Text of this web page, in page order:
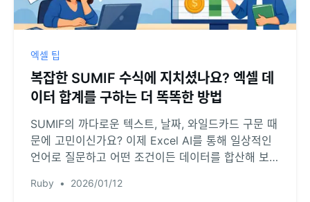
엑셀 팁
복잡한 SUMIF 수식에 지치셨나요? 엑셀 데
이터 합계를 구하는 더 똑똑한 방법
SUMIF의 까다로운 텍스트, 날짜, 와일드카드 구문 때
문에 고민이신가요? 이제 Excel AI를 통해 일상적인
언어로 질문하고 어떤 조건이든 데이터를 합산해 보세
을 획기적으로 단축할 수 있습니다.
Ruby • 2026/01/12